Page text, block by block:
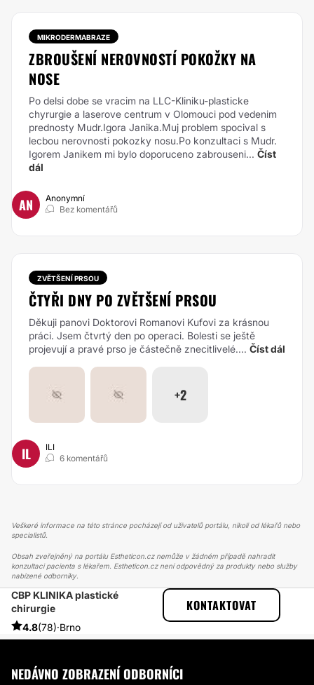
MIKRODERMABRAZE
ZBROUŠENÍ NEROVNOSTÍ POKOŽKY NA
NOSE
Po delsi dobe se vracim na LLC-Kliniku-plasticke
chyrurgie a laserove centrum v Olomouci pod vedenim
prednosty Mudr.Igora Janika.Muj problem spocival s
lecbou nerovnosti pokozky nosu.Po konzultaci s Mudr.
Igorem Janikem mi bylo doporuceno zabrouseni... Číst
dál
AN
Anonymní
Bez komentářů
ZVĚTŠENÍ PRSOU
ČTYŘI DNY PO ZVĚTŠENÍ PRSOU
Děkuji panovi Doktorovi Romanovi Kufovi za krásnou
práci. Jsem čtvrtý den po operaci. Bolesti se ještě
projevují a pravé prso je částečně znecitlivelé.... Číst dál
+2
IL
ILI
6 komentářů
Veškeré informace na této stránce pocházejí od uživatelů portálu, nikoli od lékařů nebo
specialistů.
Obsah zveřejněný na portálu Estheticon.cz nemůže v žádném případě nahradit
konzultaci pacienta s lékařem. Estheticon.cz není odpovědný za produkty nebo služby
nabízené odborníky.
CBP KLINIKA plastické
chirurgie
4.8(78)·Brno
KONTAKTOVAT
ESTHETICON
PŘÍBĚHY
PŘÍBĚHY TÝKAJÍCÍ SE ZÁKROKU PLASTICKÁ OPERACE PAŽÍ
BRACHIOPLASTIKA - BODYLIFT PAŽÍ
NEDÁVNO ZOBRAZENÍ ODBORNÍCI